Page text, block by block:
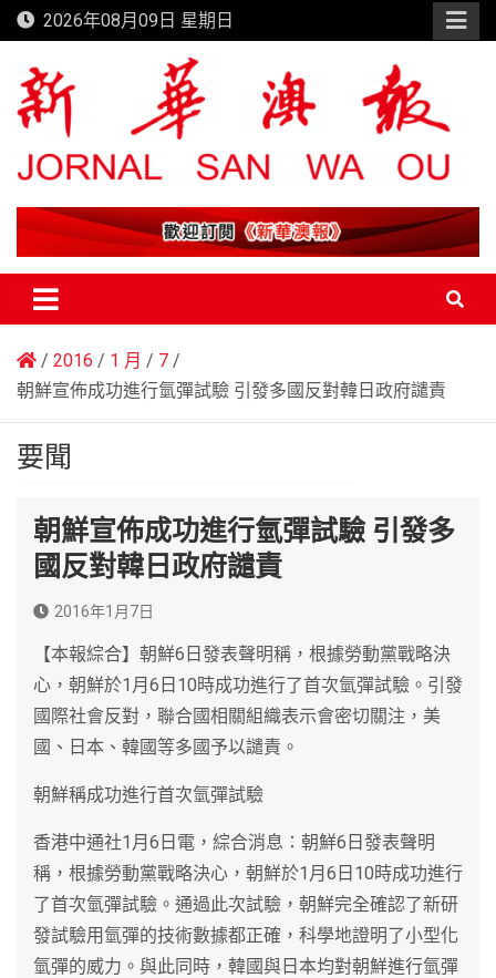
Skip
to
content
2026年08月09日 星期日
新華澳報
2016 1 月
7
朝鮮宣佈成功進行氫彈試驗 引發多國反對韓日政府譴責
要聞
朝鮮宣佈成功進行氫彈試驗 引發多
國反對韓日政府譴責
2016年1月7日
【本報綜合】朝鮮6日發表聲明稱，根據勞動黨戰略決
心，朝鮮於1月6日10時成功進行了首次氫彈試驗。引發
國際社會反對，聯合國相關組織表示會密切關注，美
國、日本、韓國等多國予以譴責。
朝鮮稱成功進行首次氫彈試驗
香港中通社1月6日電，綜合消息：朝鮮6日發表聲明
稱，根據勞動黨戰略決心，朝鮮於1月6日10時成功進行
了首次氫彈試驗。通過此次試驗，朝鮮完全確認了新研
發試驗用氫彈的技術數據都正確，科學地證明了小型化
氫彈的威力。與此同時，韓國與日本均對朝鮮進行氫彈